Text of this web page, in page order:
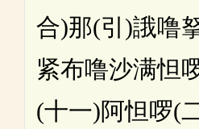
合)那(引)誐噜
紧布噜沙满怛
(十一)阿怛啰(